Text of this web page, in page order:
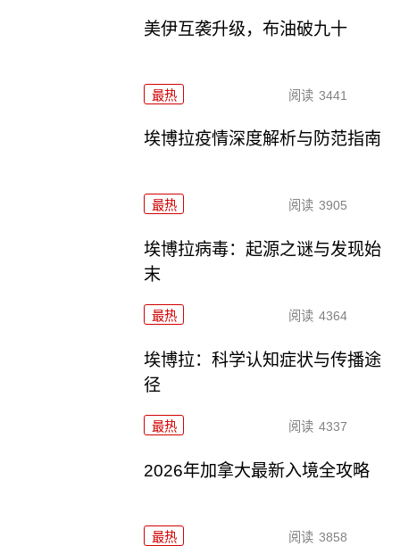
美伊互袭升级，布油破九十
最热 阅读 3441
埃博拉疫情深度解析与防范指南
最热 阅读 3905
埃博拉病毒：起源之谜与发现始
末
最热 阅读 4364
埃博拉：科学认知症状与传播途
径
最热 阅读 4337
2026年加拿大最新入境全攻略
最热 阅读 3858